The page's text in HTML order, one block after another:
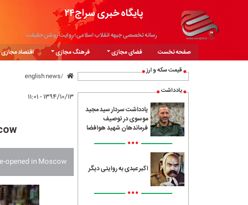
پایگاه خبری سراج۲۴
رسانه تخصصی جبهه انقلاب اسلامی؛ روایت روشن حقیقت
صفحه نخست فضای مجازی فرهنگ مجازی اقتصاد مجازی
قیمت سکه و ارز
یادداشت
یادداشت سردار سید مجید
موسوی در توصیف
فرماندهان شهید هوافضا
•••
اکبر عبدی به روایتی دیگر
•••
english news
۱۳۹۴/۱۰/۱۳ - ۱۱:۰۱
opened in Moscow.